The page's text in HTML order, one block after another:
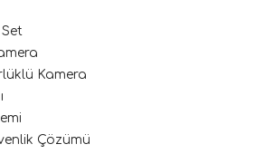
Kamera
Çözümü